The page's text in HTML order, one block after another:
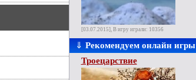
[03.07.2015], В игру играли: 10356
⇓ Рекомендуем онлайн игры
Троецарствие